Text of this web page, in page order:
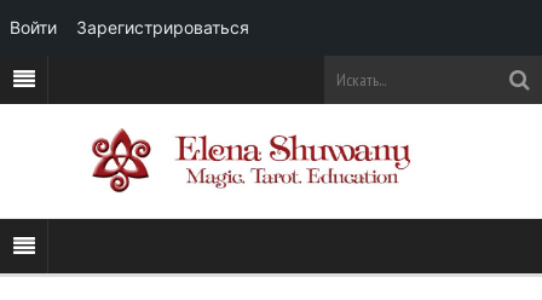
Войти Зарегистрироваться